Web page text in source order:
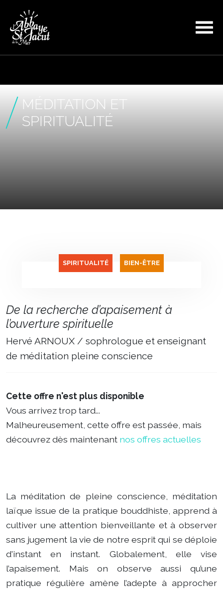
MÉDITATION ET
SPIRITUALITÉ
SPIRITUALITÉ BIEN-ÊTRE
De la recherche d’apaisement à
l’ouverture spirituelle
Hervé ARNOUX / sophrologue et enseignant
de méditation pleine conscience
Cette offre n'est plus disponible
Vous arrivez trop tard...
Malheureusement, cette offre est passée, mais
découvrez dès maintenant nos offres actuelles
La méditation de pleine conscience, méditation
laïque issue de la pratique bouddhiste, apprend à
cultiver une attention bienveillante et à observer
sans jugement la vie de notre esprit qui se déploie
d'instant en instant. Globalement, elle vise
l’apaisement. Mais on observe aussi qu’une
pratique régulière amène l’adepte à approcher